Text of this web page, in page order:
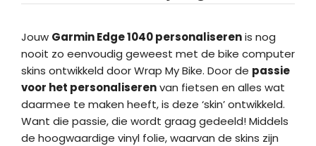
Jouw Garmin Edge 1040 personaliserenis nog
nooit zo eenvoudig geweest met de bike computer
skins ontwikkeld door Wrap My Bike. Door de passie
voor het personaliserenvan fietsen en alles wat
daarmee te maken heeft, is deze ‘skin’ ontwikkeld.
Want die passie, die wordt graag gedeeld! Middels
de hoogwaardige vinyl folie, waarvan de skins zijn